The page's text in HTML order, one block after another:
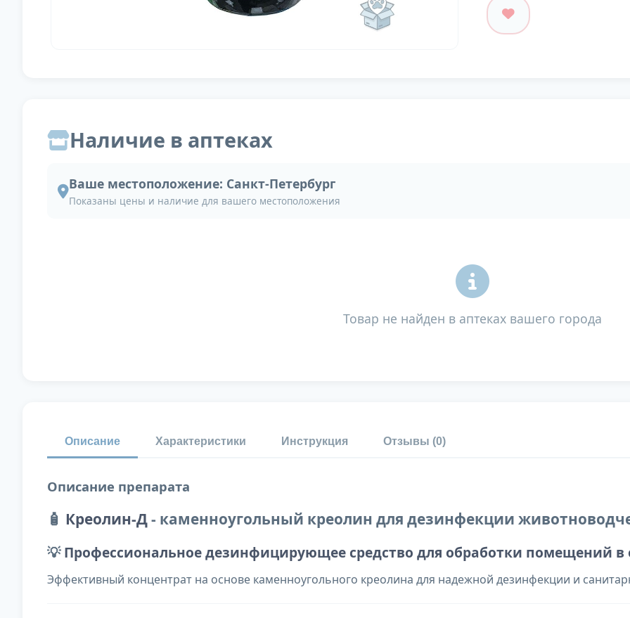
Наличие в аптеках
Ваше местоположение: Санкт-Петербург
Показаны цены и наличие для вашего местоположения
Товар не найден в аптеках вашего города
Описание Характеристики Инструкция Отзывы (0)
Описание препарата
🧴 Креолин-Д- каменноугольный креолин для дезинфекции
💡Профессиональное дезинфицирующее средство для обработки помещений в
Эффективный концентрат на основе каменноугольного креолина для надежной дезинфекции и